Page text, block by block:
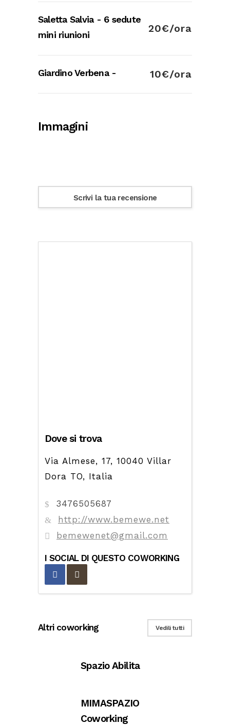
Saletta Salvia - 6 sedute
mini riunioni
20€/ora
Giardino Verbena - 10€/ora
Immagini
Scrivi la tua recensione
Dove si trova
Via Almese, 17, 10040 Villar
Dora TO, Italia
3476505687
http://www.bemewe.net
bemewenet@gmail.com
I SOCIAL DI QUESTO COWORKING
Altri coworking Vedili tutti
Spazio Abilita
MIMASPAZIO
Coworking